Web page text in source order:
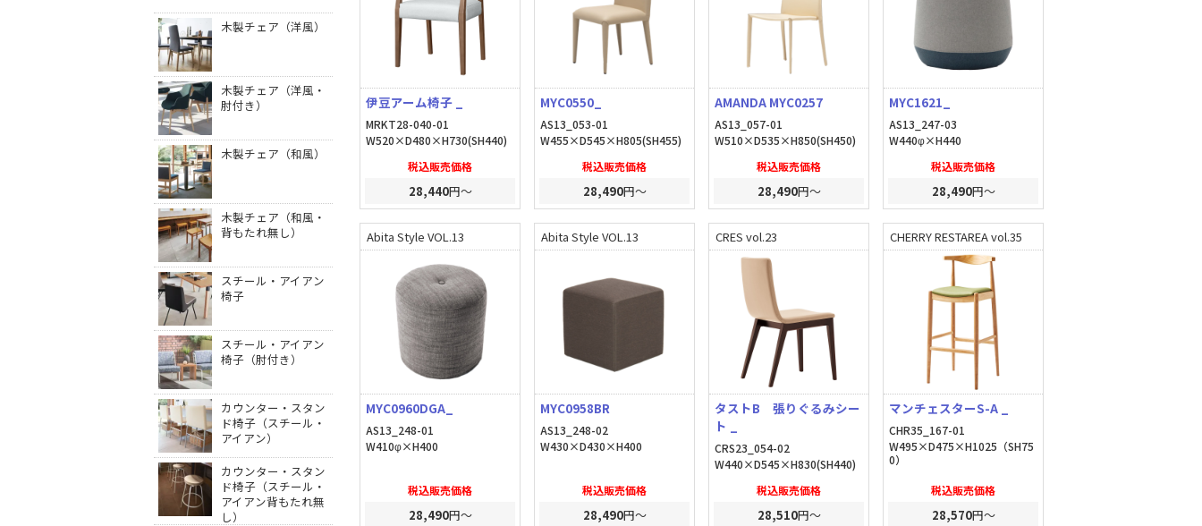
伊豆アーム椅子 _
MRKT28-040-01
W520×D480×H730(SH440)
税込販売価格
28,440円～
MYC0550_
AS13_053-01
W455×D545×H805(SH455)
税込販売価格
28,490円～
AMANDA MYC0257
AS13_057-01
W510×D535×H850(SH450)
税込販売価格
28,490円～
MYC1621_
AS13_247-03
W440φ×H440
税込販売価格
28,490円～
Abita Style VOL.13
MYC0960DGA_
AS13_248-01
W410φ×H400
税込販売価格
28,490円～
Abita Style VOL.13
MYC0958BR
AS13_248-02
W430×D430×H400
税込販売価格
28,490円～
CRES vol.23
タストB 張りぐるみシー
ト _
CRS23_054-02
W440×D545×H830(SH440)
税込販売価格
28,510円～
CHERRY RESTAREA vol.35
マンチェスターS-A _
CHR35_167-01
W495×D475×H1025（SH75
0）
税込販売価格
28,570円～
木製チェア（洋風）
木製チェア（洋風・
肘付き）
木製チェア（和風）
木製チェア（和風・
背もたれ無し）
スチール・アイアン
椅子
スチール・アイアン
椅子（肘付き）
カウンター・スタン
ド椅子（スチール・
アイアン）
カウンター・スタン
ド椅子（スチール・
アイアン背もたれ無
し）